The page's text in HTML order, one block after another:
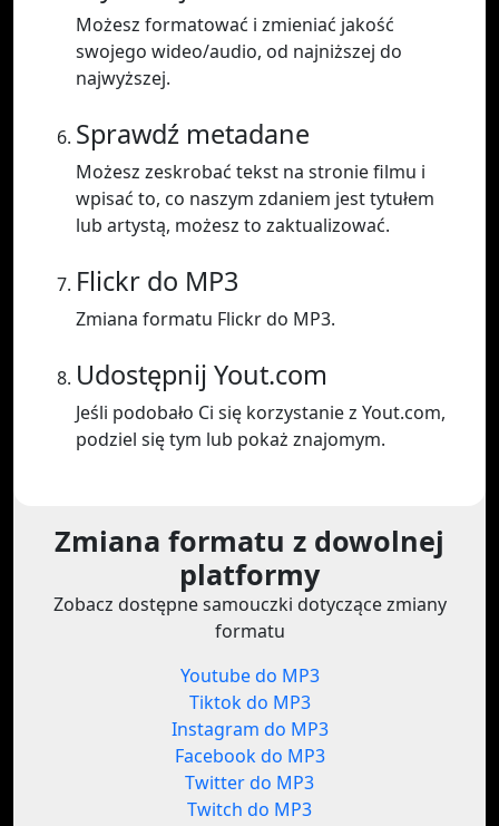
Możesz formatować i zmieniać jakość
swojego wideo/audio, od najniższej do
najwyższej.
Sprawdź metadane
Możesz zeskrobać tekst na stronie filmu i
wpisać to, co naszym zdaniem jest tytułem
lub artystą, możesz to zaktualizować.
Flickr do MP3
Zmiana formatu Flickr do MP3.
Udostępnij Yout.com
Jeśli podobało Ci się korzystanie z Yout.com,
podziel się tym lub pokaż znajomym.
Zmiana formatu z dowolnej
platformy
Zobacz dostępne samouczki dotyczące zmiany
formatu
Youtube do MP3
Tiktok do MP3
Instagram do MP3
Facebook do MP3
Twitter do MP3
Twitch do MP3